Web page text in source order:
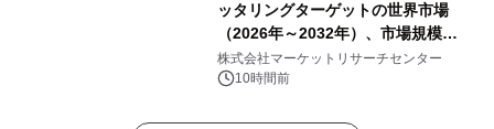
ッタリングターゲットの世界市場
（2026年～2032年）、市場規模
（0.995、0.999、その他）・分析レポ
ートを発表
株式会社マーケットリサーチセンター
10時間前